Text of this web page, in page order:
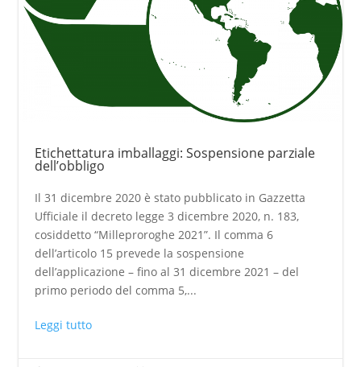
Etichettatura imballaggi: Sospensione parziale
dell’obbligo
Il 31 dicembre 2020 è stato pubblicato in Gazzetta
Ufficiale il decreto legge 3 dicembre 2020, n. 183,
cosiddetto “Milleproroghe 2021”. Il comma 6
dell’articolo 15 prevede la sospensione
dell’applicazione – fino al 31 dicembre 2021 – del
primo periodo del comma 5,...
Leggi tutto